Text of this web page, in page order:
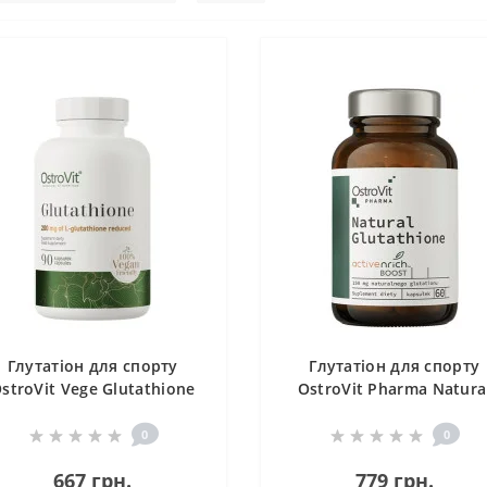
Глутатіон для спорту
Vege Glutathione
0
667 грн.
Глутатіон для спорту
OstroVit Pharma
0
779 грн.